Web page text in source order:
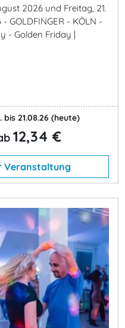
2026 und Freitag, 21.
GOLDFINGER - KÖLN -
- Golden Friday |
bis 21.08.26 (heute)
12,34 €
Veranstaltung